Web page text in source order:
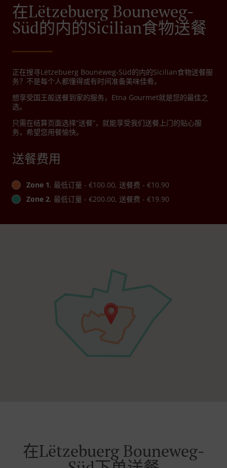
在Lëtzebuerg Bouneweg-
Süd的内的Sicilian食物送餐
正在搜寻Lëtzebuerg Bouneweg-Süd的内的Sicilian食物送餐服
务？不是每个人都懂得或有时间准备美味佳肴。
想享受国王般送餐到家的服务，Etna Gourmet就是您的最佳之
选。
只需在结算页面选择“送餐”，就能享受我们送餐上门的贴心服
务，希望您用餐愉快。
送餐费用
Zone 1, 最低订量 - €100.00, 送餐费 - €10.90
Zone 2, 最低订量 - €200.00, 送餐费 - €19.90
在Lëtzebuerg Bouneweg-